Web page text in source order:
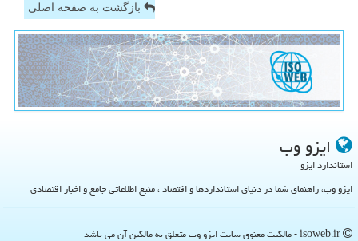
بازگشت به صفحه اصلی
ایزو وب
استاندارد ایزو
ایزو وب، راهنمای شما در دنیای استانداردها و اقتصاد ، منبع اطلاعاتی جامع و اخبار اقتصادی